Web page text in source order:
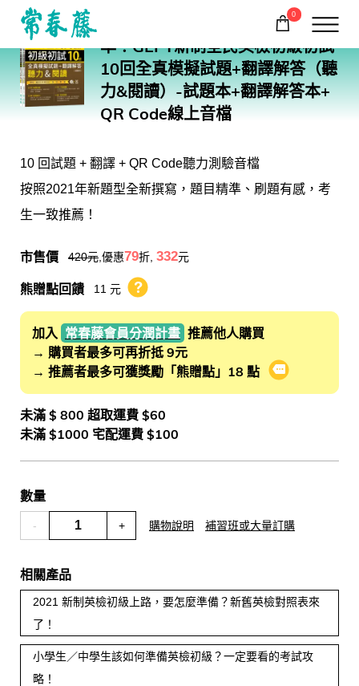
回常春藤首頁
0
購物車
準！GEPT新制全民英檢初級初試
10回全真模擬試題+翻譯解答（聽
力&閱讀）-試題本+翻譯解答本+
QR Code線上音檔
10 回試題 + 翻譯 + QR Code聽力測驗音檔
按照2021年新題型全新撰寫，題目精準、刷題有感，考
生一致推薦！
市售價 420元 ,優惠79折, 332元
熊贈點回饋 11 元 熊贈點回饋辦法
加入 常春藤會員分潤計畫 推薦他人購買
→ 購買者最多可再折抵 9元
→ 推薦者最多可獲獎勵「熊贈點」18 點
會員推薦分潤
未滿 $ 800 超取運費 $60
未滿 $1000 宅配運費 $100
數量
- + 購物說明 補習班或大量訂購
相關產品
2021 新制英檢初級上路，要怎麼準備？新舊英檢對照表來
了！
小學生／中學生該如何準備英檢初級？一定要看的考試攻
略！